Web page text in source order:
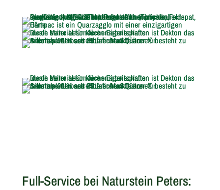
Full-Service bei Naturstein Peters: